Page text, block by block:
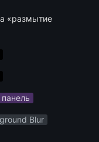
«размытие
Blur